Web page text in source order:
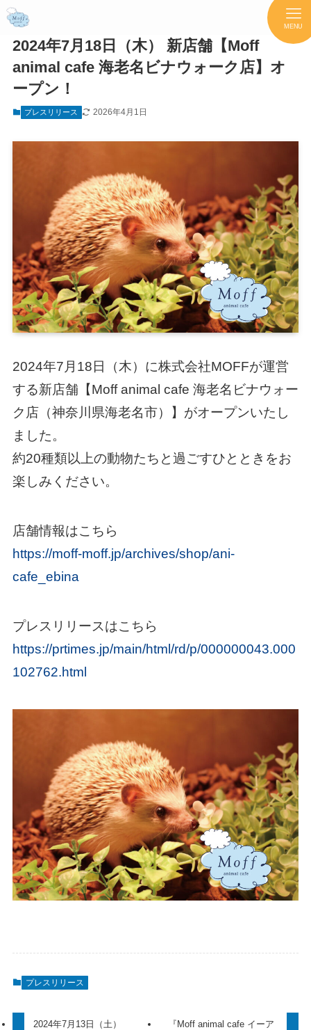
MENU
2024年7月18日（木） 新店舗【Moff
animal cafe 海老名ビナウォーク店】オ
ープン！
プレスリリース 2026年4月1日
2024年7月18日（木）に株式会社MOFFが運営
する新店舗【Moff animal cafe 海老名ビナウォー
ク店（神奈川県海老名市）】がオープンいたし
ました。
約20種類以上の動物たちと過ごすひとときをお
楽しみください。
店舗情報はこちら
https://moff-moff.jp/archives/shop/ani-
cafe_ebina
プレスリリースはこちら
https://prtimes.jp/main/html/rd/p/000000043.000
102762.html
プレスリリース
2024年7月13日（土）
『Moff animal cafe イーア